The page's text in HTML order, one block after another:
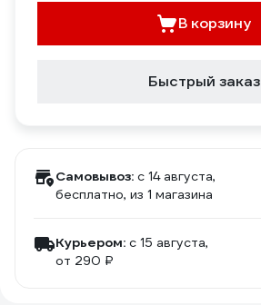
В корзину
Быстрый заказ
Самовывоз: c 14 августа,
бесплатно, из 1 магазина
Курьером: c 15 августа,
от 290 ₽